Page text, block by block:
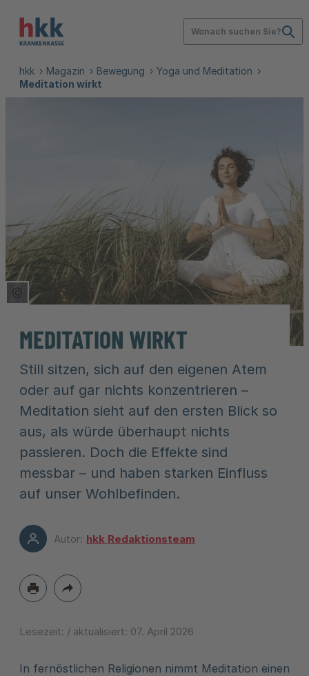
Wonach suchen Sie?
hkk Magazin Bewegung
Yoga und Meditation
Meditation wirkt
Copyright Tooltip öffnen
MEDITATION WIRKT
Still sitzen, sich auf den eigenen Atem
oder auf gar nichts konzentrieren –
Meditation sieht auf den ersten Blick so
aus, als würde überhaupt nichts
passieren. Doch die Effekte sind
messbar – und haben starken Einfluss
auf unser Wohlbefinden.
Autor: hkk Redaktionsteam
Lesezeit: / aktualisiert: 07. April 2026
In fernöstlichen Religionen nimmt Meditation einen